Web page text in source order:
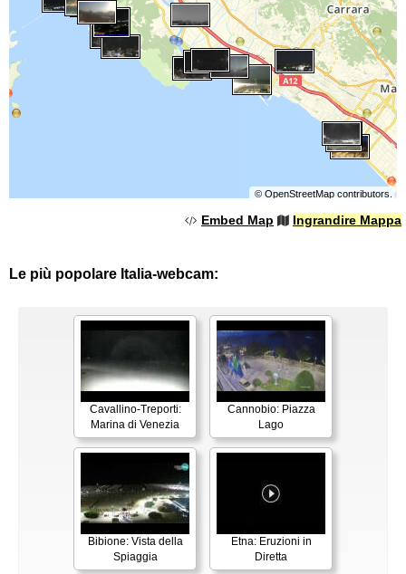
© OpenStreetMapcontributors.
Embed Map Ingrandire Mappa
Le più popolare Italia-webcam:
Cavallino-Treporti:
Marina di Venezia
Cannobio: Piazza
Lago
Bibione: Vista della
Spiaggia
Etna: Eruzioni in
Diretta